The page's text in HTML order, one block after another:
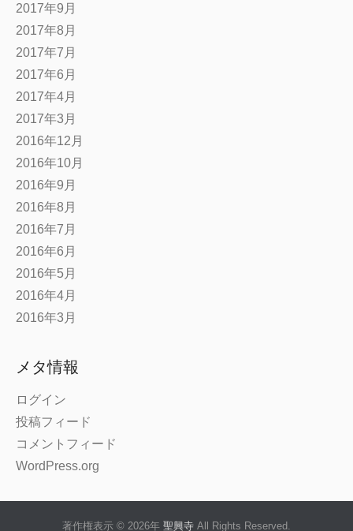
2017年9月
2017年8月
2017年7月
2017年6月
2017年4月
2017年3月
2016年12月
2016年10月
2016年9月
2016年8月
2016年7月
2016年6月
2016年5月
2016年4月
2016年3月
メタ情報
ログイン
投稿フィード
コメントフィード
WordPress.org
著作権表示 © 2026年 聖興寺 All Rights Reserved.